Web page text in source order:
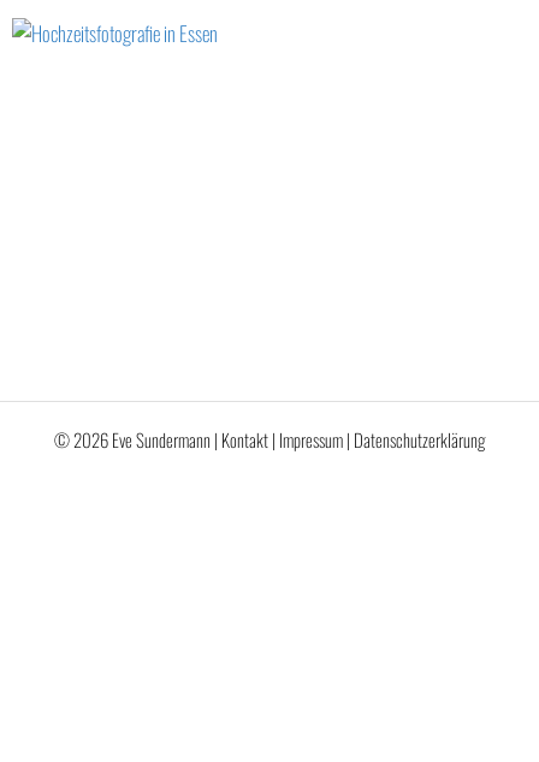
© 2026 Eve Sundermann | Kontakt| Impressum| Datenschutzerklärung